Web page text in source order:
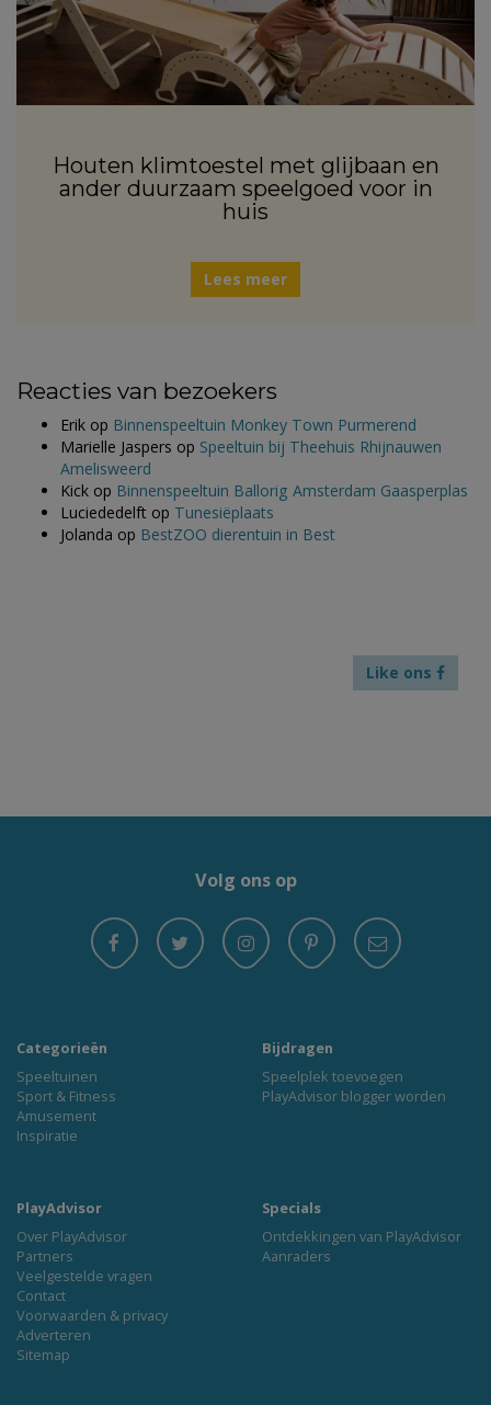
Houten klimtoestel met glijbaan en
ander duurzaam speelgoed voor in
huis
Lees meer
Reacties van bezoekers
Erik op Binnenspeeltuin Monkey Town Purmerend
Marielle Jaspers op Speeltuin bij Theehuis Rhijnauwen
Amelisweerd
Kick op Binnenspeeltuin Ballorig Amsterdam Gaasperplas
Luciededelft op Tunesiëplaats
Jolanda op BestZOO dierentuin in Best
Like ons
Volg ons op
Categorieën
Speeltuinen
Sport & Fitness
Amusement
Inspiratie
Bijdragen
Speelplek toevoegen
PlayAdvisor blogger worden
PlayAdvisor
Over PlayAdvisor
Partners
Veelgestelde vragen
Contact
Voorwaarden & privacy
Adverteren
Sitemap
Specials
Ontdekkingen van PlayAdvisor
Aanraders